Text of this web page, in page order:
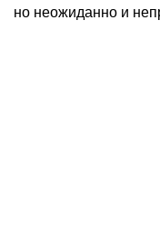
но неожиданно и